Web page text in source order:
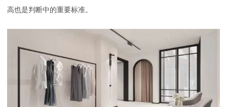
高也是判断中的重要标准。